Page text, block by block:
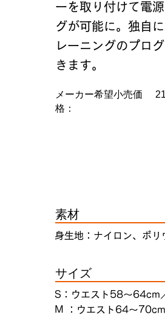
ーを取り付けて電
グが可能に。独自
レーニングのプロ
きます。
メーカー希望小売価
格：
素材
身生地：ナイロン、ポリ
サイズ
S：ウエスト58～64cm
M ：ウエスト64～